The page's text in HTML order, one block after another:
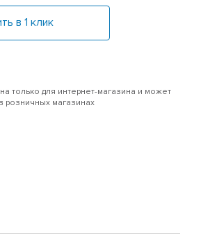
в 1 клик
только для интернет-магазина и может
розничных магазинах